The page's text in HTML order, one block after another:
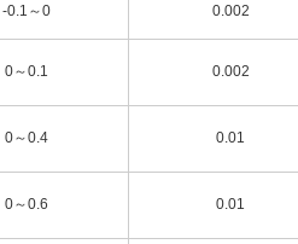
0.1
0.002
0.005 0.005
-0.1～0 0.002
0～0.1 0.002
0～0.4 0.01
0～0.6 0.01